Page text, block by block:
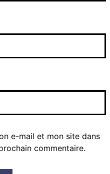
e-mail et mon site dans
commentaire.